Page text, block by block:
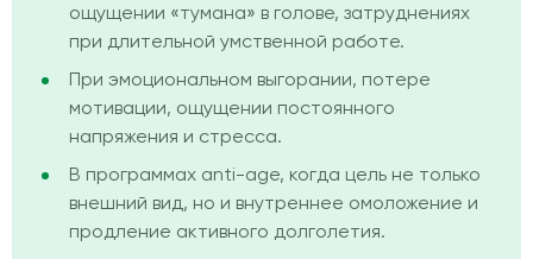
ощущении «тумана» в голове, затруднениях
при длительной умственной работе.
При эмоциональном выгорании, потере
мотивации, ощущении постоянного
напряжения и стресса.
В программах anti-age, когда цель не только
внешний вид, но и внутреннее омоложение и
продление активного долголетия.